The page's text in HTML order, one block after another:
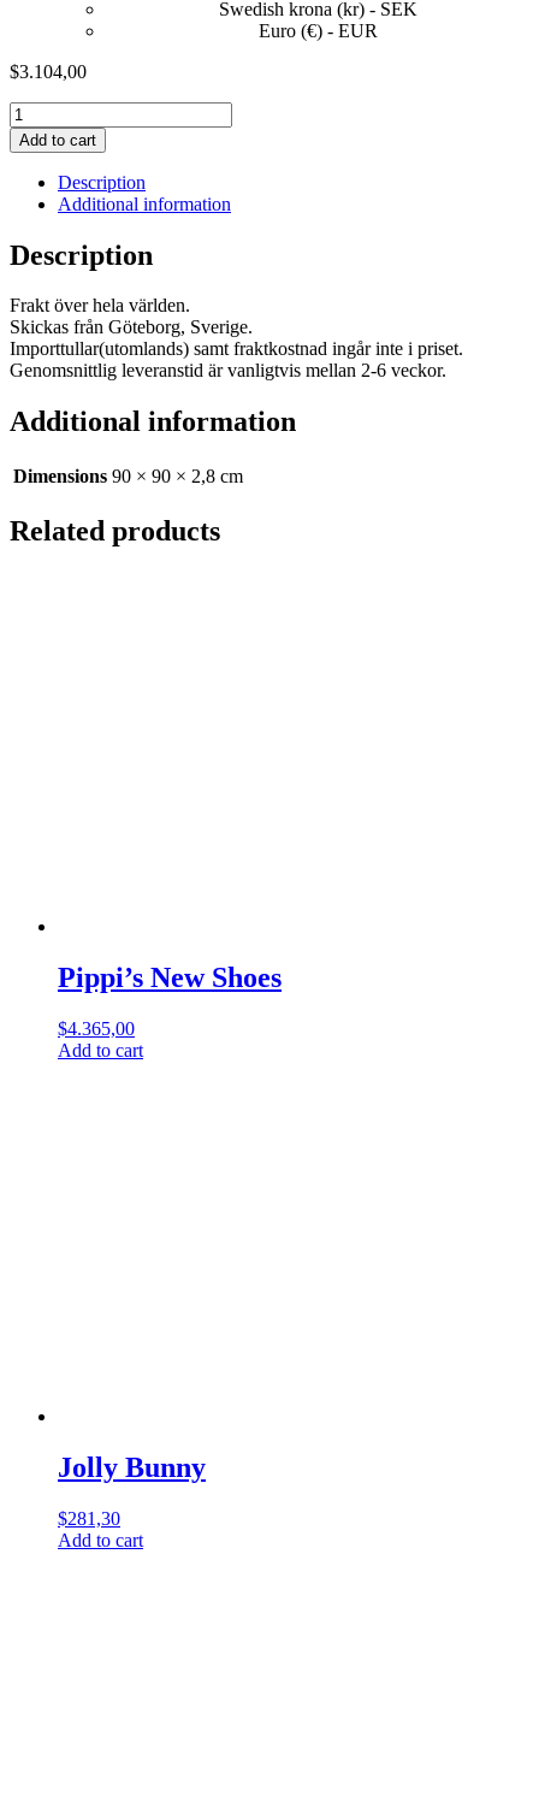
Swedish krona (kr) - SEK
Euro (€) - EUR
$3.104,00
Your
drama
does
my
outfit
Add to cart
Description
Additional information
Description
Frakt över hela världen.
Skickas från Göteborg, Sverige.
Importtullar(utomlands) samt fraktkostnad ingår inte i priset.
Genomsnittlig leveranstid är vanligtvis mellan 2-6 veckor.
Additional information
Dimensions 90 × 90 × 2,8 cm
Related products
Pippi’s New Shoes
$4.365,00
Add to cart
Jolly Bunny
$281,30
Add to cart